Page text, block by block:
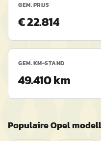
GEM. PRIJS
€ 22.814
GEM. KM-STAND
49.410 km
PopulaireOpel